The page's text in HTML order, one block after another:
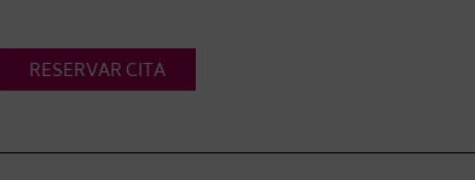
RESERVAR CITA